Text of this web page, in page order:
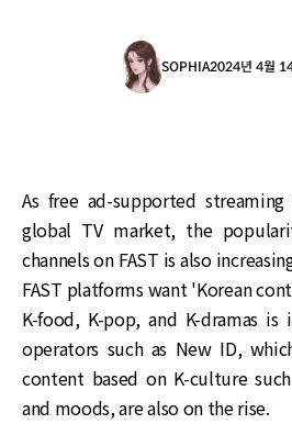
SOPHIA2024년 4월
As free ad-supported
global TV market, the
channels on FAST is also
FAST platforms want 'Korean
K-food, K-pop, and K-dramas is
operators such as New ID,
content based on K-culture
and moods, are also on the rise.